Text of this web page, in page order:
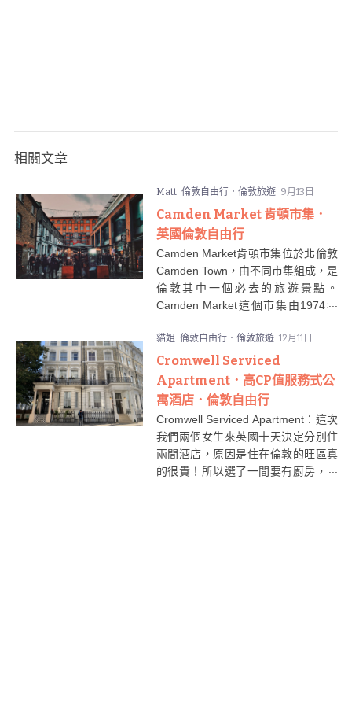
相關文章
Matt 倫敦自由行．倫敦旅遊 9月13日
Camden Market 肯頓市集．
英國倫敦自由行
Camden Market肯頓市集位於北倫敦
Camden Town，由不同市集組成，是
倫敦其中一個必去的旅遊景點。
Camden Market這個市集由1974年
的發展慢慢變成現在這個很有名氣穿
的市集。Camden Market除了有各式
小店和不同的美食攤檔之外，還有不
少拍照打卡位置呢！
貓姐 倫敦自由行．倫敦旅遊 12月11日
Cromwell Serviced
Apartment．高CP值服務式公
寓酒店．倫敦自由行
Cromwell Serviced Apartment：這次
我們兩個女生來英國十天決定分別住
兩間酒店，原因是住在倫敦的旺區真
的很貴！所以選了一間要有廚房，因